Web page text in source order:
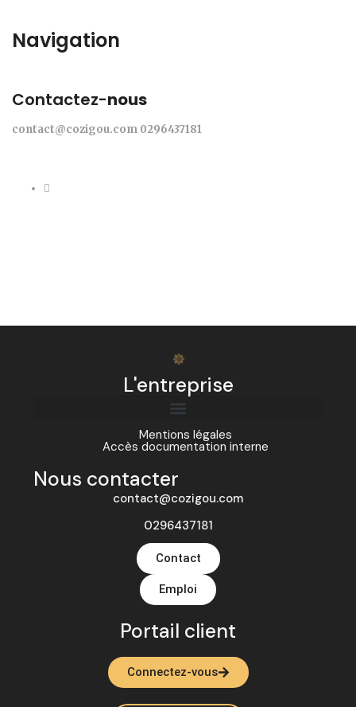
Navigation
Contactez-nous
contact@cozigou.com 0296437181
L'entreprise
Mentions légales
Accès documentation interne
Nous contacter
contact@cozigou.com
0296437181
Contact
Emploi
Portail client
Connectez-vous